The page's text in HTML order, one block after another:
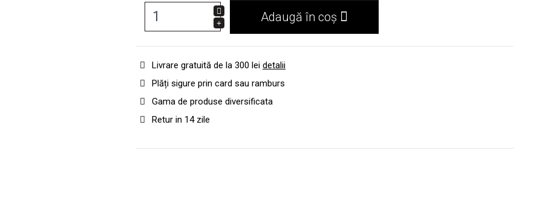
Adaugă în coș
Livrare gratuită de la 300 lei detalii
Plăți sigure prin card sau ramburs
Gama de produse diversificata
Retur in 14 zile